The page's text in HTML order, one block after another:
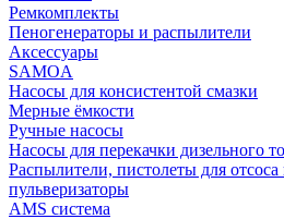
Ремкомплекты
Пеногенераторы и распылители
Аксессуары
SAMOA
Насосы для консистентой смазки
Мерные ёмкости
Ручные насосы
Насосы для перекачки дизельного
Распылители, пистолеты для
пульверизаторы
AMS система